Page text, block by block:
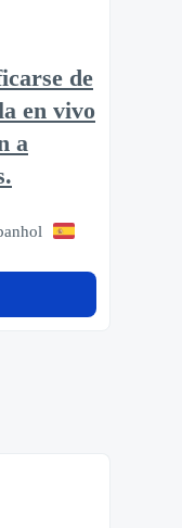
de
en vivo
a